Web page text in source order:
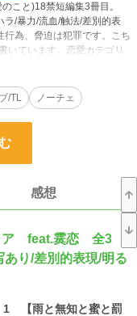
こと)18禁短編集3冊目。
ラ/暴力/流血/触法/差別的表
為、脅迫は犯罪です。こち
いています。恋愛カテゴリ
罪ですので、現実に於いて
の閲覧はご遠慮ください※※
/TL ノーチェ
感想
ア feat.霙恋 全3
り/差別的表現/明る
1 【雨と無知と蜜と罰